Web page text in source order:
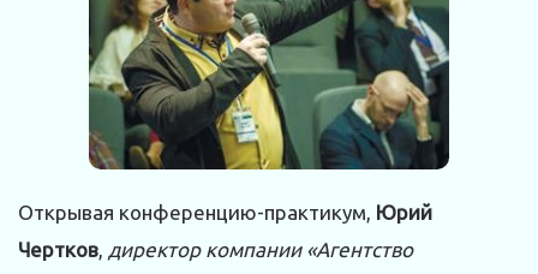
Открывая конференцию-практикум, Юрий
Чертков, директор компании «Агентство